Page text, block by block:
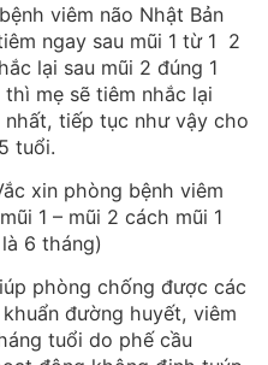
viêm não Nhật Bản
ngay sau mũi 1 từ 1 2
lại sau mũi 2 đúng 1
mẹ sẽ tiêm nhắc lại
tiếp tục như vậy cho
tuổi.
xin phòng bệnh viêm
1 – mũi 2 cách mũi 1
6 tháng)
phòng chống được các
đường huyết, viêm
tuổi do phế cầu